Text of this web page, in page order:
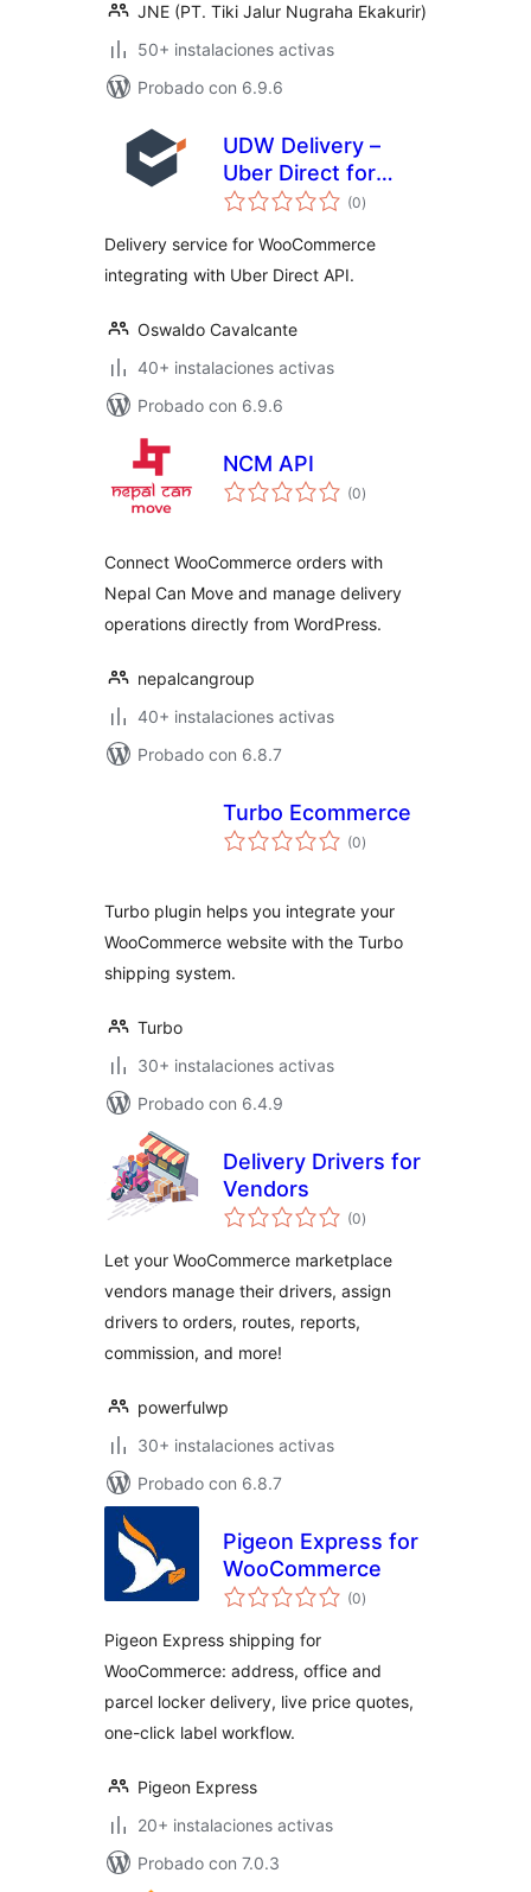
JNE (PT. Tiki Jalur Nugraha Ekakurir)
50+ instalaciones activas
Probado con 6.9.6
UDW Delivery –
Uber Direct for
WooCommerce
(0valoraciones
en
)
Delivery service for WooCommerce
integrating with Uber Direct API.
Oswaldo Cavalcante
40+ instalaciones activas
Probado con 6.9.6
NCM API
(0valoraciones
en
)
Connect WooCommerce orders with
Nepal Can Move and manage delivery
operations directly from WordPress.
nepalcangroup
40+ instalaciones activas
Probado con 6.8.7
Turbo Ecommerce
(0valoraciones
en
)
Turbo plugin helps you integrate your
WooCommerce website with the Turbo
shipping system.
Turbo
30+ instalaciones activas
Probado con 6.4.9
Delivery Drivers for
Vendors
(0valoraciones
en
)
Let your WooCommerce marketplace
vendors manage their drivers, assign
drivers to orders, routes, reports,
commission, and more!
powerfulwp
30+ instalaciones activas
Probado con 6.8.7
Pigeon Express for
WooCommerce
(0valoraciones
en
)
Pigeon Express shipping for
WooCommerce: address, office and
parcel locker delivery, live price quotes,
one-click label workflow.
Pigeon Express
20+ instalaciones activas
Probado con 7.0.3